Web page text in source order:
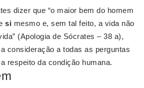
dizer que “o maior bem do homem
si mesmo e, sem tal feito, a vida não
(Apologia de Sócrates – 38 a),
consideração a todas as perguntas
respeito da condição humana.